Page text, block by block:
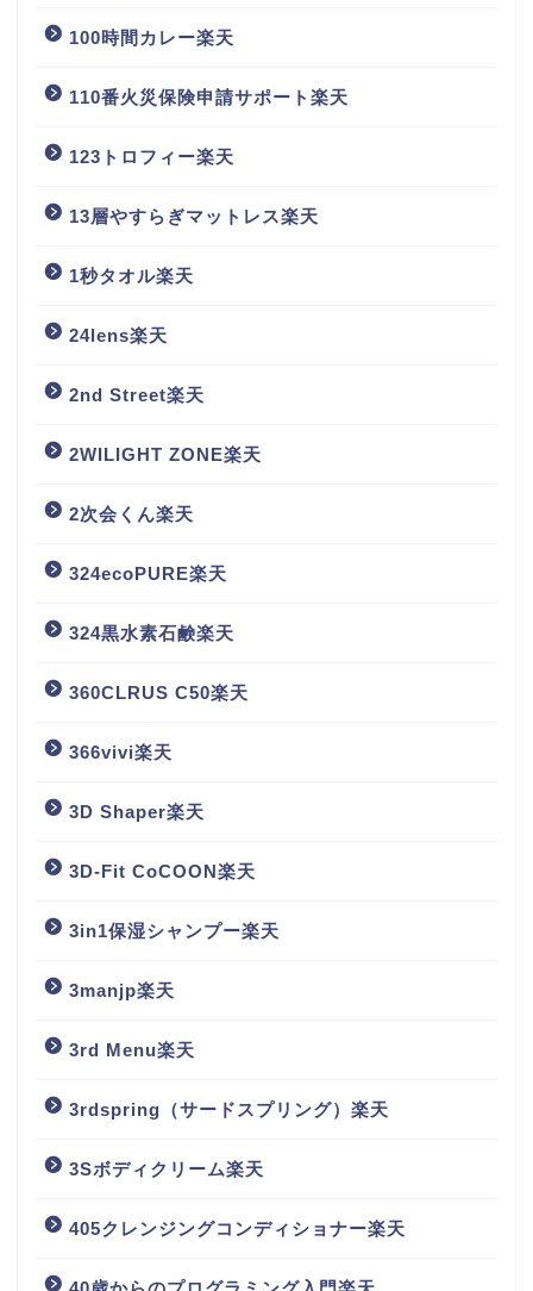
100時間カレー楽天
110番火災保険申請サポート楽天
123トロフィー楽天
13層やすらぎマットレス楽天
1秒タオル楽天
24lens楽天
2nd Street楽天
2WILIGHT ZONE楽天
2次会くん楽天
324ecoPURE楽天
324黒水素石鹸楽天
360CLRUS C50楽天
366vivi楽天
3D Shaper楽天
3D-Fit CoCOON楽天
3in1保湿シャンプー楽天
3manjp楽天
3rd Menu楽天
3rdspring（サードスプリング）楽天
3Sボディクリーム楽天
405クレンジングコンディショナー楽天